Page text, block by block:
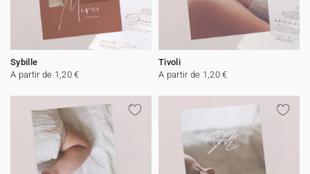
Sybille
A partir de 1,20 €
Tivoli
A partir de 1,20 €